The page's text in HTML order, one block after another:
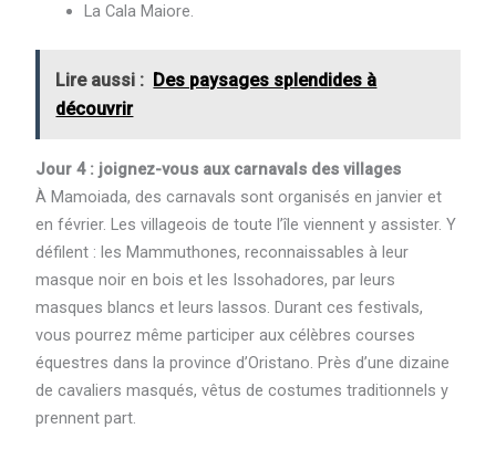
La Cala Maiore.
Lire aussi : Des paysages splendides à
découvrir
Jour 4 : joignez-vous aux carnavals des villages
À Mamoiada, des carnavals sont organisés en janvier et
en février. Les villageois de toute l’île viennent y assister. Y
défilent : les Mammuthones, reconnaissables à leur
masque noir en bois et les Issohadores, par leurs
masques blancs et leurs lassos. Durant ces festivals,
vous pourrez même participer aux célèbres courses
équestres dans la province d’Oristano. Près d’une dizaine
de cavaliers masqués, vêtus de costumes traditionnels y
prennent part.